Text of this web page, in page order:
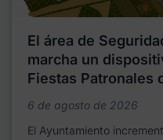
El área de
marcha un
Fiestas Patronales
6 de agosto de 2026
El Ayuntamiento